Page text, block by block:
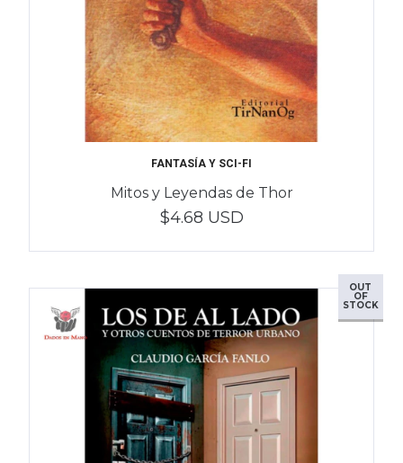
FANTASÍA Y SCI-FI
Mitos y Leyendas de Thor
$4.68 USD
OUT
OF
STOCK